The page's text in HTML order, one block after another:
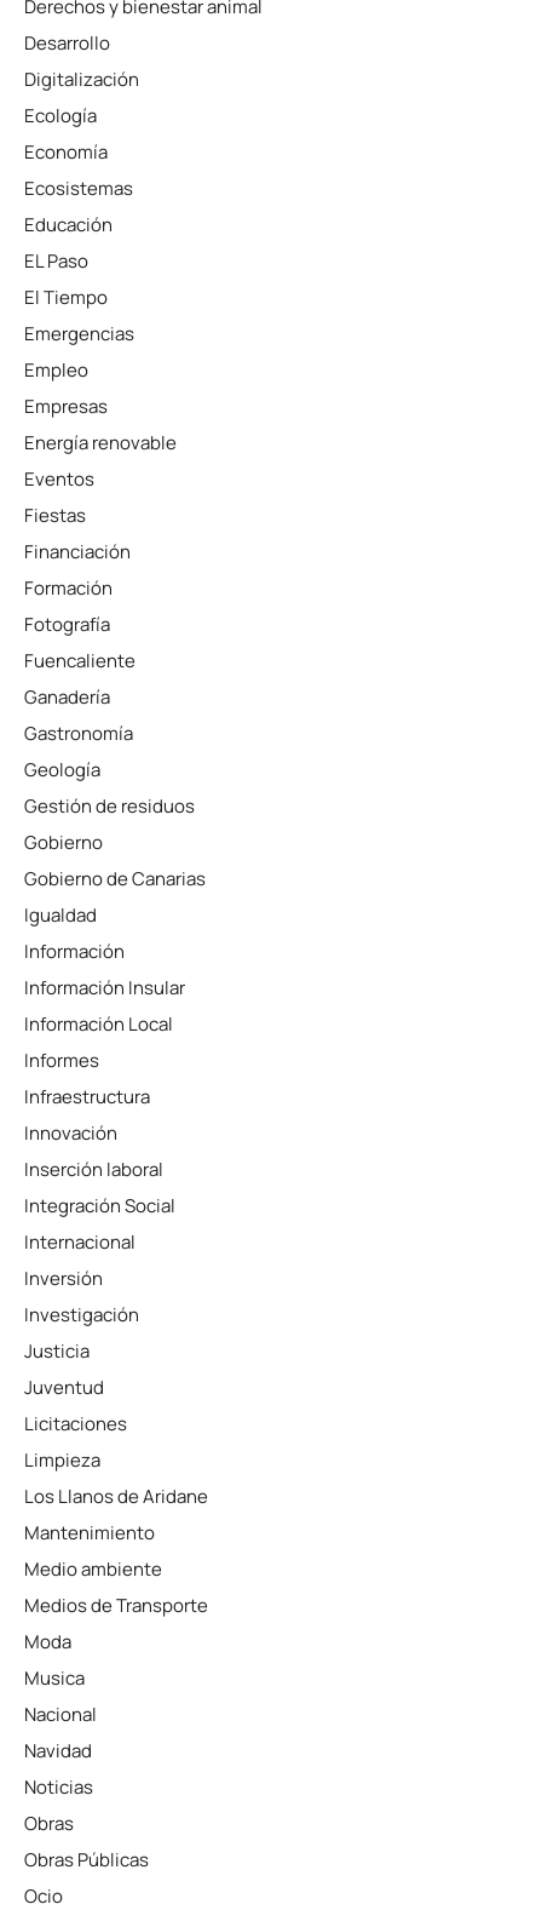
Derechos y bienestar animal
Desarrollo
Digitalización
Ecología
Economía
Ecosistemas
Educación
EL Paso
El Tiempo
Emergencias
Empleo
Empresas
Energía renovable
Eventos
Fiestas
Financiación
Formación
Fotografía
Fuencaliente
Ganadería
Gastronomía
Geología
Gestión de residuos
Gobierno
Gobierno de Canarias
Igualdad
Información
Información Insular
Información Local
Informes
Infraestructura
Innovación
Inserción laboral
Integración Social
Internacional
Inversión
Investigación
Justicia
Juventud
Licitaciones
Limpieza
Los Llanos de Aridane
Mantenimiento
Medio ambiente
Medios de Transporte
Moda
Musica
Nacional
Navidad
Noticias
Obras
Obras Públicas
Ocio